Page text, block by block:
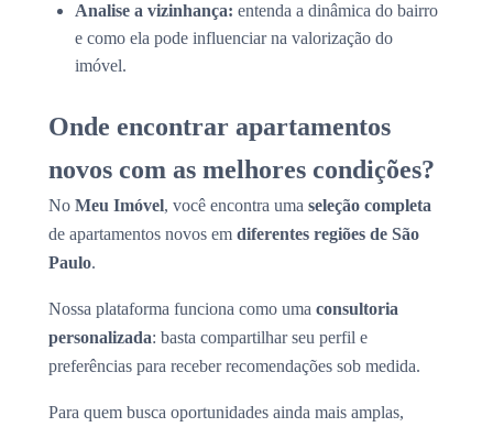
Analise a vizinhança: entenda a dinâmica do bairro
e como ela pode influenciar na valorização do
imóvel.
Onde encontrar apartamentos
novos com as melhores condições?
No Meu Imóvel, você encontra uma seleção completa
de apartamentos novos em diferentes regiões de São
Paulo.
Nossa plataforma funciona como uma consultoria
personalizada: basta compartilhar seu perfil e
preferências para receber recomendações sob medida.
Para quem busca oportunidades ainda mais amplas,